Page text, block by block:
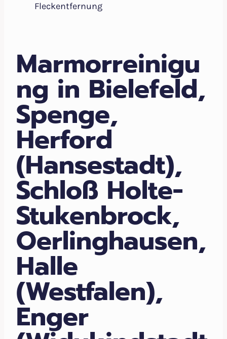
Fleckentfernung
Marmorreinigu
ng in Bielefeld,
Spenge,
Herford
(Hansestadt),
Schloß Holte-
Stukenbrock,
Oerlinghausen,
Halle
(Westfalen),
Enger